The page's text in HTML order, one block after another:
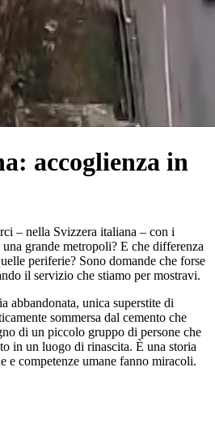
accoglienza in
– nella Svizzera italiana – con i
grande metropoli? E che differenza
periferie? Sono domande che forse
il servizio che stiamo per mostravi.
abbandonata, unica superstite di
sommersa dal cemento che
di un piccolo gruppo di persone che
in un luogo di rinascita. È una storia
e competenze umane fanno miracoli.